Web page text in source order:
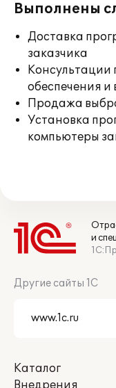
Выполнены
Доставка
заказчика
Консультации
обеспечения и
Продажа
Установка
компьютеры
и
Другие сайты 1С
Каталог
Внедрения